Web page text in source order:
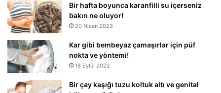
Bir hafta boyunca karanfilli su içerseniz
bakın ne oluyor!
20 Nisan 2023
Kar gibi bembeyaz çamaşırlar için püf
nokta ve yöntemi!
18 Eylül 2022
Bir çay kaşığı tuzu koltuk altı ve genital